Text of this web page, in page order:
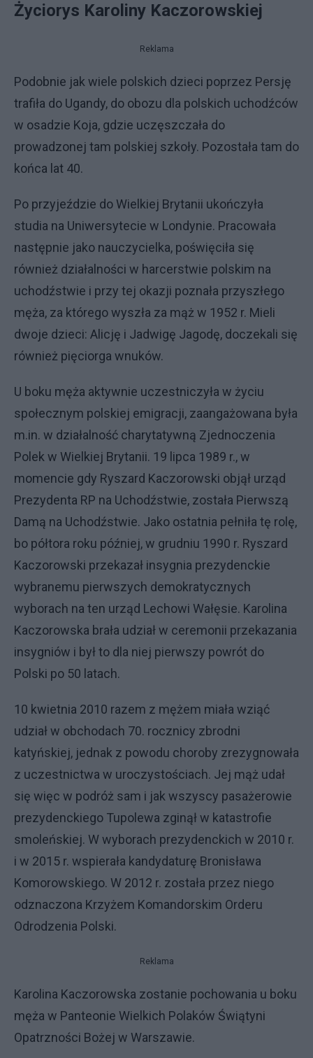
Życiorys Karoliny Kaczorowskiej
Reklama
Podobnie jak wiele polskich dzieci poprzez Persję
trafiła do Ugandy, do obozu dla polskich uchodźców
w osadzie Koja, gdzie uczęszczała do
prowadzonej tam polskiej szkoły. Pozostała tam do
końca lat 40.
Po przyjeździe do Wielkiej Brytanii ukończyła
studia na Uniwersytecie w Londynie. Pracowała
następnie jako nauczycielka, poświęciła się
również działalności w harcerstwie polskim na
uchodźstwie i przy tej okazji poznała przyszłego
męża, za którego wyszła za mąż w 1952 r. Mieli
dwoje dzieci: Alicję i Jadwigę Jagodę, doczekali się
również pięciorga wnuków.
U boku męża aktywnie uczestniczyła w życiu
społecznym polskiej emigracji, zaangażowana była
m.in. w działalność charytatywną Zjednoczenia
Polek w Wielkiej Brytanii. 19 lipca 1989 r., w
momencie gdy Ryszard Kaczorowski objął urząd
Prezydenta RP na Uchodźstwie, została Pierwszą
Damą na Uchodźstwie. Jako ostatnia pełniła tę rolę,
bo półtora roku później, w grudniu 1990 r. Ryszard
Kaczorowski przekazał insygnia prezydenckie
wybranemu pierwszych demokratycznych
wyborach na ten urząd Lechowi Wałęsie. Karolina
Kaczorowska brała udział w ceremonii przekazania
insygniów i był to dla niej pierwszy powrót do
Polski po 50 latach.
10 kwietnia 2010 razem z mężem miała wziąć
udział w obchodach 70. rocznicy zbrodni
katyńskiej, jednak z powodu choroby zrezygnowała
z uczestnictwa w uroczystościach. Jej mąż udał
się więc w podróż sam i jak wszyscy pasażerowie
prezydenckiego Tupolewa zginął w katastrofie
smoleńskiej. W wyborach prezydenckich w 2010 r.
i w 2015 r. wspierała kandydaturę Bronisława
Komorowskiego. W 2012 r. została przez niego
odznaczona Krzyżem Komandorskim Orderu
Odrodzenia Polski.
Reklama
Karolina Kaczorowska zostanie pochowania u boku
męża w Panteonie Wielkich Polaków Świątyni
Opatrzności Bożej w Warszawie.